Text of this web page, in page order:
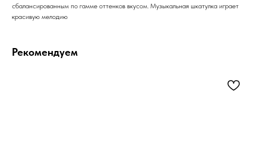
сбалансированным по гамме оттенков вкусом. Музыкальная шкатулка играет
красивую мелодию
Рекомендуем